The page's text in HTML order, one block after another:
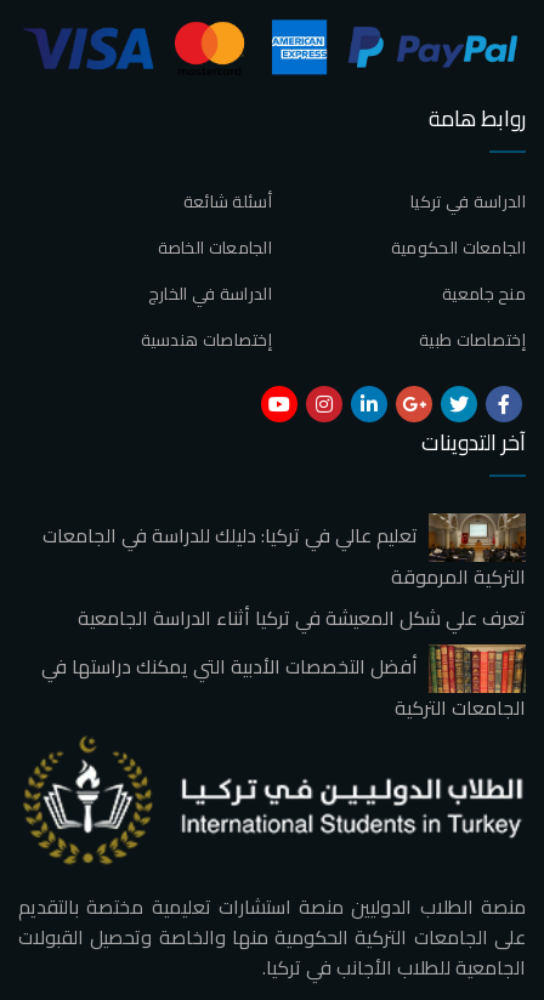
روابط هامة
أسئلة شائعة
الدراسة في تركيا
الجامعات الخاصة
الجامعات الحكومية
الدراسة في الخارج
منح جامعية
إختصاصات هندسية
إختصاصات طبية
آخر التدوينات
تعليم عالي في تركيا: دليلك للدراسة في الجامعات
التركية المرموقة
تعرف علي شكل المعيشة في تركيا أثناء الدراسة الجامعية
أفضل التخصصات الأدبية التي يمكنك دراستها في
الجامعات التركية
منصة الطلاب الدوليين منصة استشارات تعليمية مختصة بالتقديم
على الجامعات التركية الحكومية منها والخاصة وتحصيل القبولات
الجامعية للطلاب الأجانب في تركيا.